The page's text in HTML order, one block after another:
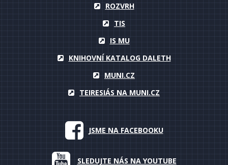
ROZVRH
TIS
IS MU
KNIHOVNÍ KATALOG DALETH
MUNI.CZ
TEIRESIÁS NA MUNI.CZ
JSME NA FACEBOOKU
SLEDUJTE NÁS NA YOUTUBE